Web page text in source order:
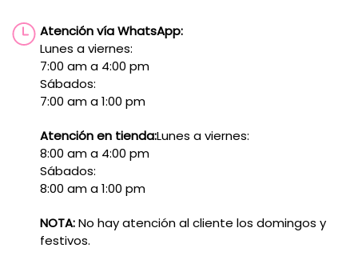
Atención vía WhatsApp:
Lunes a viernes:
7:00 am a 4:00 pm
Sábados:
7:00 am a 1:00 pm
Atención en tienda:Lunes a viernes:
8:00 am a 4:00 pm
Sábados:
8:00 am a 1:00 pm
NOTA:No hay atención al cliente los domingos y
festivos.